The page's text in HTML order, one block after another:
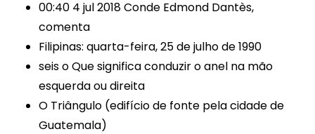
00:40 4 jul 2018 Conde Edmond Dantès,
comenta
Filipinas: quarta-feira, 25 de julho de 1990
seis o Que significa conduzir o anel na mão
esquerda ou direita
O Triângulo (edifício de fonte pela cidade de
Guatemala)